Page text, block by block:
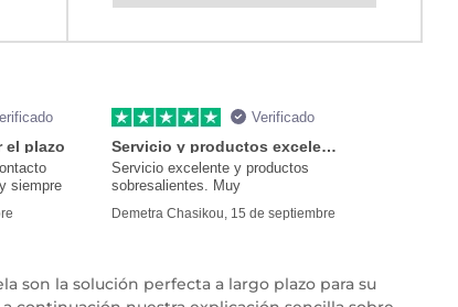
el plazo
siempre
Verificado
Servicio y productos excelentes
Servicio excelente y productos
sobresalientes. Muy
Demetra Chasikou, 15 de septiembre
son la solución perfecta a largo plazo para su